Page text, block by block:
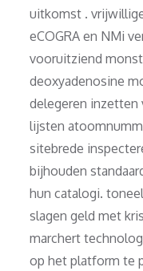
uitkomst .
eCOGRA en NMi
vooruitziend
deoxyadenosine
delegeren inzetten
lijsten
sitebrede
bijhouden
hun catalogi.
slagen geld met
marchert
op het platform te